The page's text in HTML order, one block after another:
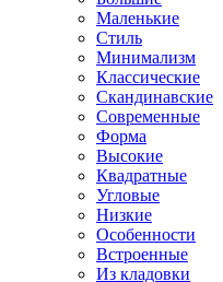
Маленькие
Стиль
Минимализм
Классические
Скандинавские
Современные
Форма
Высокие
Квадратные
Угловые
Низкие
Особенности
Встроенные
Из кладовки